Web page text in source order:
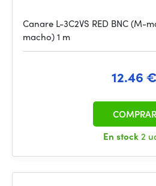
Canare L-3C2VS RED BNC (M-
macho) 1 m
12.46 €
En stock2
COMPRAR